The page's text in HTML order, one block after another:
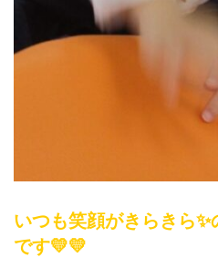
いつも笑顔がきらきら
です💛💛